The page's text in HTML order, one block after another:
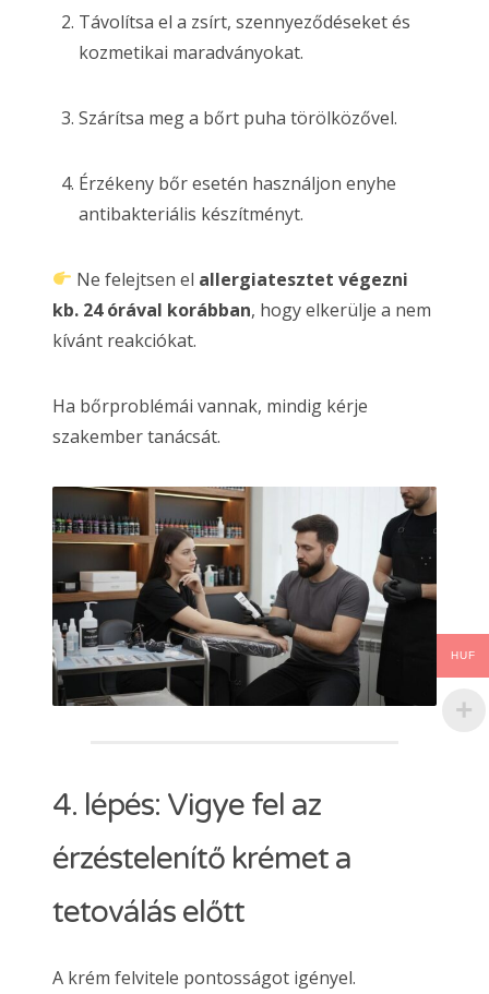
Távolítsa el a zsírt, szennyeződéseket és
kozmetikai maradványokat.
Szárítsa meg a bőrt puha törölközővel.
Érzékeny bőr esetén használjon enyhe
antibakteriális készítményt.
Ne felejtsen el allergiatesztet végezni
kb. 24 órával korábban, hogy elkerülje a nem
kívánt reakciókat.
Ha bőrproblémái vannak, mindig kérje
szakember tanácsát.
4. lépés: Vigye fel az
érzéstelenítő krémet a
tetoválás előtt
A krém felvitele pontosságot igényel.
HUF